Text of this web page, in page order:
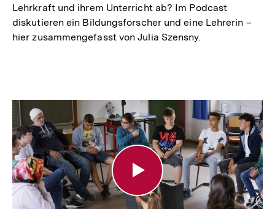
Lehrkraft und ihrem Unterricht ab? Im Podcast
diskutieren ein Bildungsforscher und eine Lehrerin –
hier zusammengefasst von Julia Szensny.
Video-